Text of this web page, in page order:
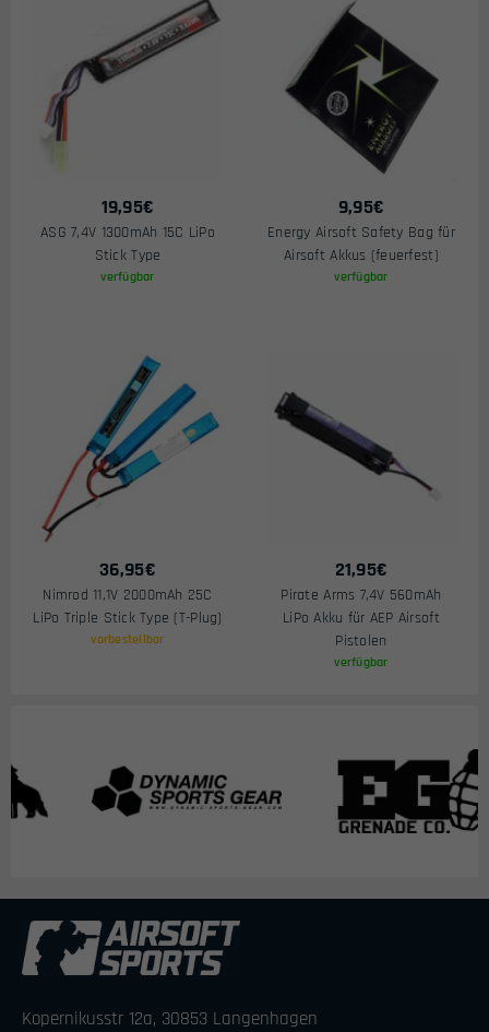
19,95€
ASG 7,4V 1300mAh 15C LiPo
Stick Type
verfügbar
9,95€
Energy Airsoft Safety Bag für
Airsoft Akkus (feuerfest)
verfügbar
36,95€
Nimrod 11,1V 2000mAh 25C
LiPo Triple Stick Type (T-Plug)
vorbestellbar
21,95€
Pirate Arms 7,4V 560mAh
LiPo Akku für AEP Airsoft
Pistolen
verfügbar
Kopernikusstr 12a, 30853 Langenhagen